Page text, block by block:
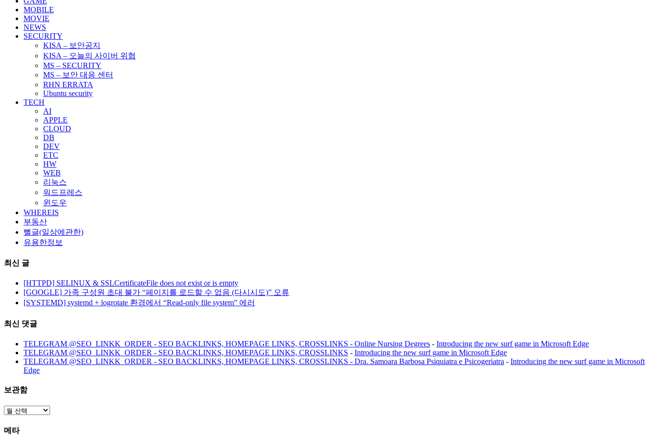
MOBILE
MOVIE
NEWS
SECURITY
KISA – 보안공지
KISA – 오늘의 사이버 위협
MS – SECURITY
MS – 보안 대응 센터
RHN ERRATA
Ubuntu security
TECH
AI
APPLE
CLOUD
DB
DEV
ETC
HW
WEB
리눅스
워드프레스
윈도우
WHEREIS
부동산
뻘글(일상에관한)
유용한정보
최신 글
[HTTPD] SELINUX & SSLCertificateFile does not exist or is empty
[GOOGLE] 가족 구성원 초대 불가 “페이지를 로드할 수 없음 (다시시도)” 오류
[SYSTEMD] systemd + logrotate 환경에서 “Read-only file system” 에러
최신 댓글
TELEGRAM @SEO_LINKK_ORDER - SEO BACKLINKS, HOMEPAGE LINKS, CROSSLINKS - Online Nursing Degrees - Introducing the new surf game in Microsoft Edge
TELEGRAM @SEO_LINKK_ORDER - SEO BACKLINKS, HOMEPAGE LINKS, CROSSLINKS - Introducing the new surf game in Microsoft Edge
TELEGRAM @SEO_LINKK_ORDER - SEO BACKLINKS, HOMEPAGE LINKS, CROSSLINKS - Dra. Samoara Barbosa Psiquiatra e Psicogeriatra - Introducing the new surf game in Microsoft
Edge
보관함
보
함
메타